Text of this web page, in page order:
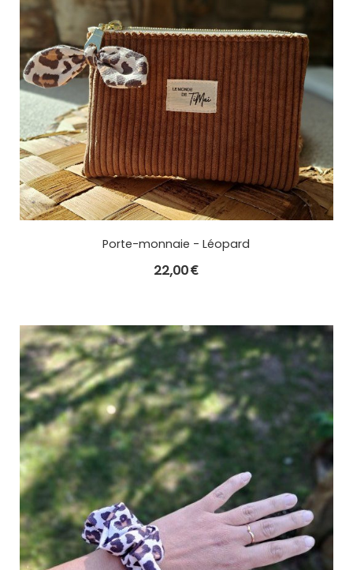
Porte-monnaie - Léopard
22,00€